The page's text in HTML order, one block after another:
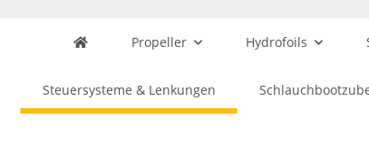
Propeller Hydrofoils
Steuersysteme & Lenkungen